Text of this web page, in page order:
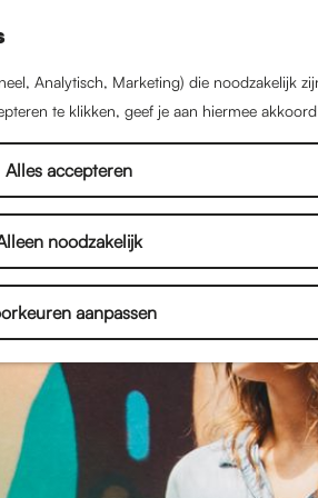
Analytisch, Marketing) die noodzakelijk
te klikken, geef je aan hiermee
Alles accepteren
noodzakelijk
aanpassen